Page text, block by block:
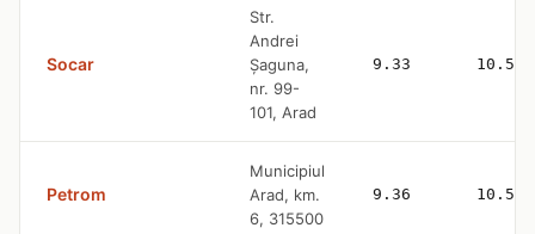
Socar
Str.
Andrei
Șaguna,
nr. 99-
101, Arad
9.33 10.53
Petrom
Municipiul
Arad, km.
6, 315500
9.36 10.57